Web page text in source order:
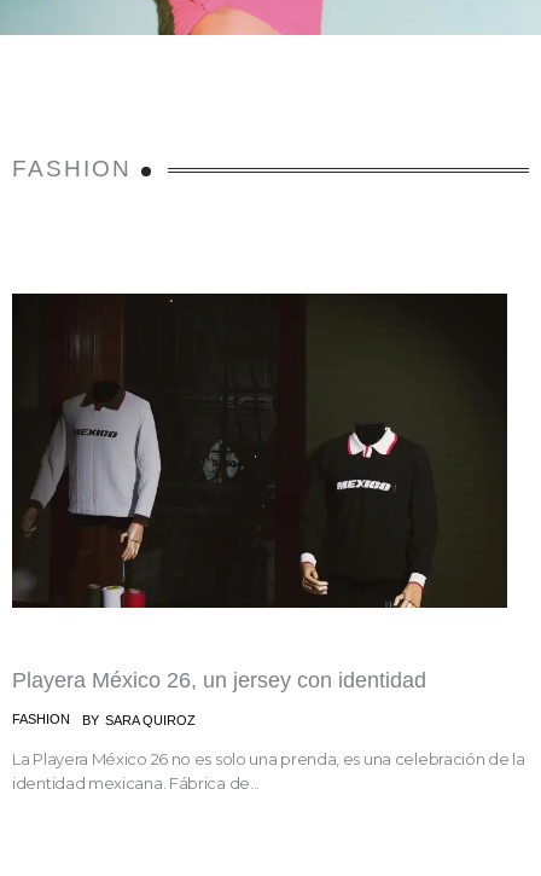
FASHION
Playera México 26, un jersey con identidad
FASHION BY SARA QUIROZ
La Playera México 26 no es solo una prenda, es una celebración de la
identidad mexicana. Fábrica de...